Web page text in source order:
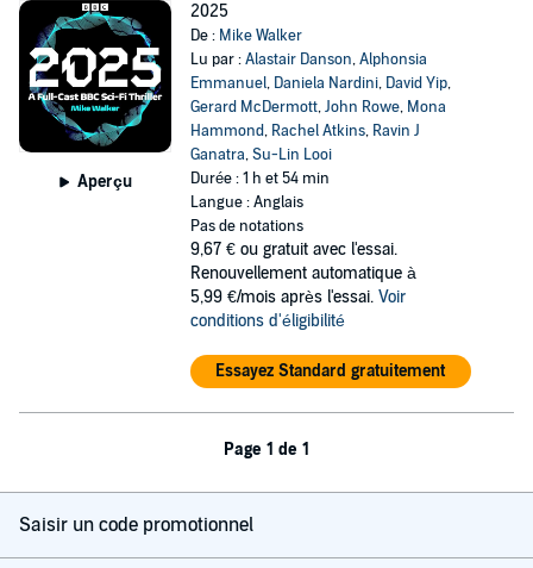
Aperçu
2025
De : Mike Walker
Lu par :Alastair Danson,Alphonsia
Emmanuel, Daniela Nardini, David Yip,
Gerard McDermott,John Rowe, Mona
Hammond, Rachel Atkins, Ravin J
Ganatra,Su-Lin Looi
Durée : 1 h et 54 min
Langue : Anglais
Pas de notations
9,67 € ou gratuit avec l'essai.
Renouvellement automatique à
5,99 €/mois après l'essai. Voir
conditions d'éligibilité
Essayez Standard gratuitement
Page 1 de 1
Saisir un code promotionnel